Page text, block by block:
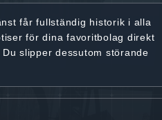
fårfullständig historik i alla
för dina favoritbolag direkt
slipper dessutom störande